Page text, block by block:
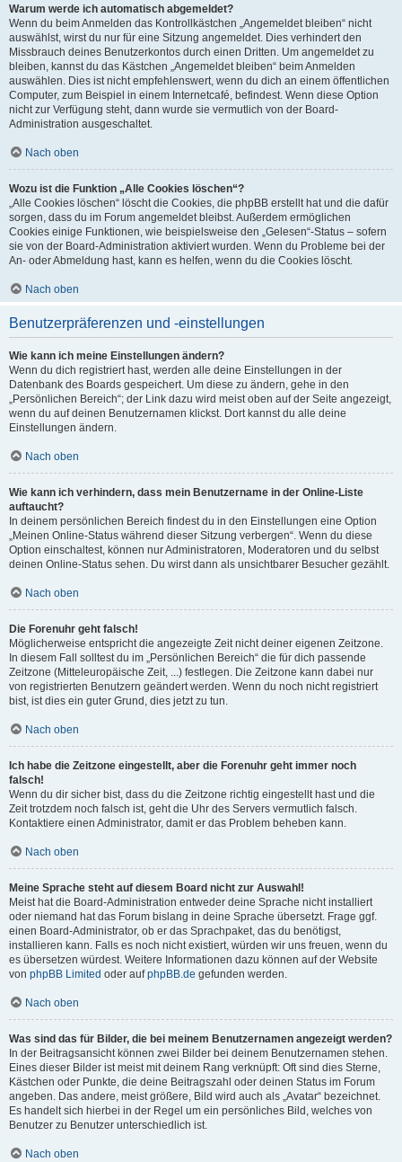
Warum werde ich automatisch abgemeldet?
Wenn du beim Anmelden das Kontrollkästchen „Angemeldet bleiben“ nicht
auswählst, wirst du nur für eine Sitzung angemeldet. Dies verhindert den
Missbrauch deines Benutzerkontos durch einen Dritten. Um angemeldet zu
bleiben, kannst du das Kästchen „Angemeldet bleiben“ beim Anmelden
auswählen. Dies ist nicht empfehlenswert, wenn du dich an einem öffentlichen
Computer, zum Beispiel in einem Internetcafé, befindest. Wenn diese Option
nicht zur Verfügung steht, dann wurde sie vermutlich von der Board-
Administration ausgeschaltet.
Nach oben
Wozu ist die Funktion „Alle Cookies löschen“?
„Alle Cookies löschen“ löscht die Cookies, die phpBB erstellt hat und die dafür
sorgen, dass du im Forum angemeldet bleibst. Außerdem ermöglichen
Cookies einige Funktionen, wie beispielsweise den „Gelesen“-Status – sofern
sie von der Board-Administration aktiviert wurden. Wenn du Probleme bei der
An- oder Abmeldung hast, kann es helfen, wenn du die Cookies löscht.
Nach oben
Benutzerpräferenzen und -einstellungen
Wie kann ich meine Einstellungen ändern?
Wenn du dich registriert hast, werden alle deine Einstellungen in der
Datenbank des Boards gespeichert. Um diese zu ändern, gehe in den
„Persönlichen Bereich“; der Link dazu wird meist oben auf der Seite angezeigt,
wenn du auf deinen Benutzernamen klickst. Dort kannst du alle deine
Einstellungen ändern.
Nach oben
Wie kann ich verhindern, dass mein Benutzername in der Online-Liste
auftaucht?
In deinem persönlichen Bereich findest du in den Einstellungen eine Option
„Meinen Online-Status während dieser Sitzung verbergen“. Wenn du diese
Option einschaltest, können nur Administratoren, Moderatoren und du selbst
deinen Online-Status sehen. Du wirst dann als unsichtbarer Besucher gezählt.
Nach oben
Die Forenuhr geht falsch!
Möglicherweise entspricht die angezeigte Zeit nicht deiner eigenen Zeitzone.
In diesem Fall solltest du im „Persönlichen Bereich“ die für dich passende
Zeitzone (Mitteleuropäische Zeit, ...) festlegen. Die Zeitzone kann dabei nur
von registrierten Benutzern geändert werden. Wenn du noch nicht registriert
bist, ist dies ein guter Grund, dies jetzt zu tun.
Nach oben
Ich habe die Zeitzone eingestellt, aber die Forenuhr geht immer noch
falsch!
Wenn du dir sicher bist, dass du die Zeitzone richtig eingestellt hast und die
Zeit trotzdem noch falsch ist, geht die Uhr des Servers vermutlich falsch.
Kontaktiere einen Administrator, damit er das Problem beheben kann.
Nach oben
Meine Sprache steht auf diesem Board nicht zur Auswahl!
Meist hat die Board-Administration entweder deine Sprache nicht installiert
oder niemand hat das Forum bislang in deine Sprache übersetzt. Frage ggf.
einen Board-Administrator, ob er das Sprachpaket, das du benötigst,
installieren kann. Falls es noch nicht existiert, würden wir uns freuen, wenn du
es übersetzen würdest. Weitere Informationen dazu können auf der Website
von phpBB Limited oder aufphpBB.de gefunden werden.
Nach oben
Was sind das für Bilder, die bei meinem Benutzernamen angezeigt werden?
In der Beitragsansicht können zwei Bilder bei deinem Benutzernamen stehen.
Eines dieser Bilder ist meist mit deinem Rang verknüpft: Oft sind dies Sterne,
Kästchen oder Punkte, die deine Beitragszahl oder deinen Status im Forum
angeben. Das andere, meist größere, Bild wird auch als „Avatar“ bezeichnet.
Es handelt sich hierbei in der Regel um ein persönliches Bild, welches von
Benutzer zu Benutzer unterschiedlich ist.
Nach oben